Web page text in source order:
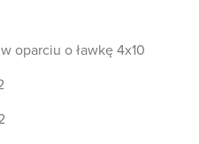
oparciu o ławkę 4x10